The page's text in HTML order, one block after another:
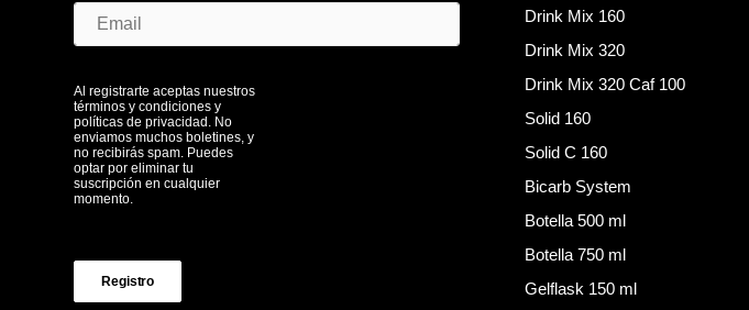
Al registrarte aceptas nuestros
términos y condiciones y
políticas de privacidad. No
enviamos muchos boletines, y
no recibirás spam. Puedes
optar por eliminar tu
suscripción en cualquier
momento.
Registro
Drink Mix 160
Drink Mix 320
Drink Mix 320 Caf 100
Solid 160
Solid C 160
Bicarb System
Botella 500 ml
Botella 750 ml
Gelflask 150 ml